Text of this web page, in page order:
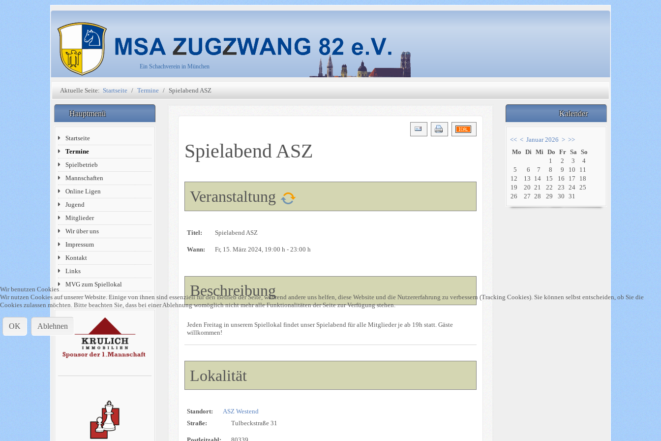
Ein Schachverein in München
Aktuelle Seite:Startseite Termine Spielabend ASZ
Hauptmenü
Startseite
Termine
Spielbetrieb
Mannschaften
Online Ligen
Jugend
Mitglieder
Wir über uns
Impressum
Kontakt
Links
MVG zum Spiellokal
Kalender
<< < Januar 2026 > >>
Mo Di Mi Do Fr Sa So
1
2 3
4
5
6 7 8 9 10
11
12
13 14 15 16 17
18
19
20 21 22 23 24 25
26
27 28 29 30 31
Spielabend ASZ
Veranstaltung
Titel: Spielabend ASZ
Wann: Fr, 15. März 2024 , 19:00 h -23:00 h
Beschreibung
Jeden Freitag in unserem Spiellokal findet unser Spielabend für alle Mitglieder je ab 19h statt. Gäste
willkommen!
Lokalität
Standort:
ASZ Westend
Straße:
Tulbeckstraße 31
Wir benutzen Cookies
Wir nutzen Cookies auf unserer Website. Einige von ihnen sind essenziell für den Betrieb der Seite, während andere uns helfen, diese Website und die Nutzererfahrung zu verbessern (Tracking Cookies). Sie können selbst entscheiden, ob Sie die
Cookies zulassen möchten. Bitte beachten Sie, dass bei einer Ablehnung womöglich nicht mehr alle Funktionalitäten der Seite zur Verfügung stehen.
OK Ablehnen